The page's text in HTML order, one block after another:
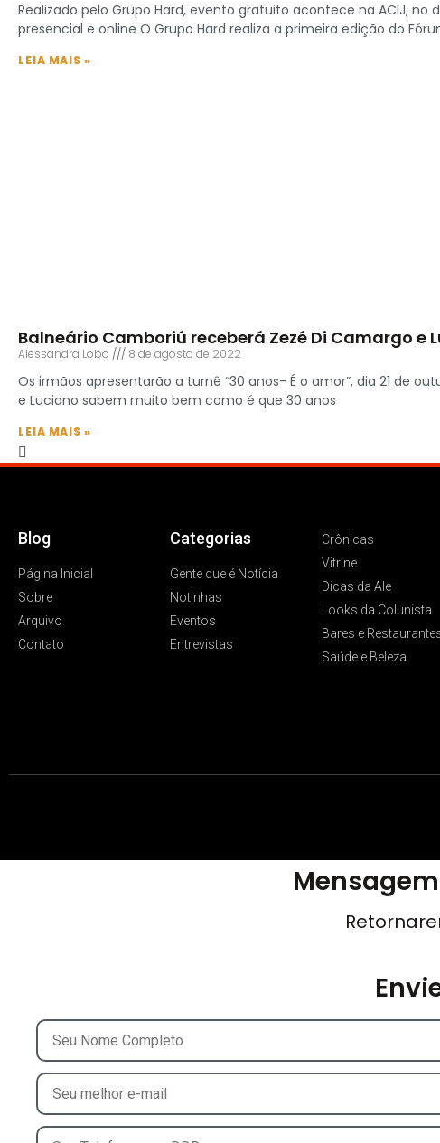
Realizado pelo Grupo Hard, evento gratuito acontece na ACIJ,
presencial e online O Grupo Hard realiza a primeira edição do
LEIA MAIS »
Balneário Camboriú receberá Zezé Di Camargo e
Alessandra Lobo 8 de agosto de 2022
Os irmãos apresentarão a turnê “30 anos- É o amor”, dia 21 de
e Luciano sabem muito bem como é que 30 anos
LEIA MAIS »
Blog
Página Inicial
Sobre
Arquivo
Contato
Categorias
Gente que é Notícia
Notinhas
Eventos
Entrevistas
Crônicas
Vitrine
Dicas da Ale
Looks da Colunista
Bares e
Saúde e Beleza